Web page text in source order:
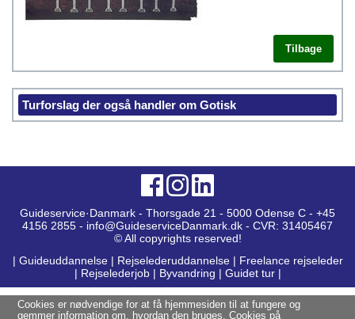
Tilbage
Turforslag der også handler om Gotisk
Guideservice·Danmark - Thorsgade 21 - 5000 Odense C - +45
4156 2855 - info@GuideserviceDanmark.dk - CVR: 31405467
© All copyrights reserved!
| Guideuddannelse | Rejselederuddannelse | Freelance rejseleder
| Rejselederjob| Byvandring | Guidet tur|
Cookies er nødvendige for at få hjemmesiden til at fungere og
gemmer information om, hvordan den bruges. Cookies på